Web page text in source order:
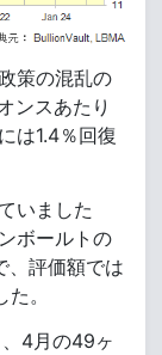
策の混乱の
ンスあたり
は1.4％回復
いました
ボールトの
、評価額では
。
4月の49ヶ